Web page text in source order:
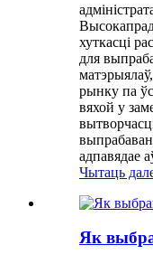
хуткасці
для
рынку па
вяхой у
адпавядае
Чытаць
Як